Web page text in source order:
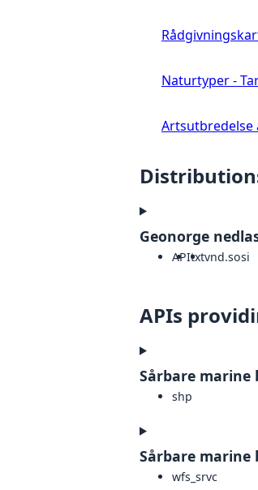
Naturtyper -
Geonorge
APItxtvnd.sosi
APIs
Sårbare marine
shp
Sårbare marine
wfs_srvc